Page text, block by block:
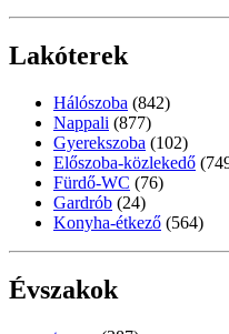
Lakóterek
Hálószoba (842)
Nappali (877)
Gyerekszoba (102)
Előszoba-közlekedő
Fürdő-WC (76)
Gardrób (24)
Konyha-étkező (564)
Évszakok